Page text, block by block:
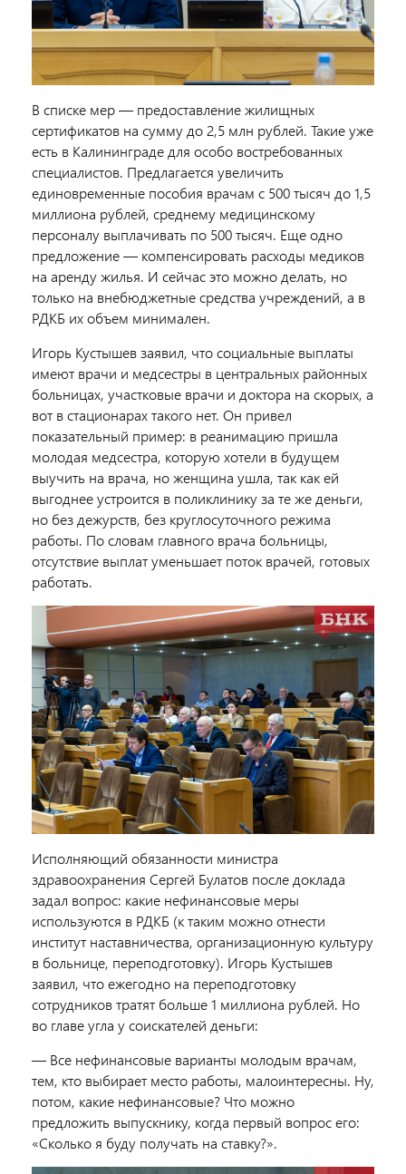
В списке мер — предоставление жилищных
сертификатов на сумму до 2,5 млн рублей. Такие уже
есть в Калининграде для особо востребованных
специалистов. Предлагается увеличить
единовременные пособия врачам с 500 тысяч до 1,5
миллиона рублей, среднему медицинскому
персоналу выплачивать по 500 тысяч. Еще одно
предложение — компенсировать расходы медиков
на аренду жилья. И сейчас это можно делать, но
только на внебюджетные средства учреждений, а в
РДКБ их объем минимален.
Игорь Кустышев заявил, что социальные выплаты
имеют врачи и медсестры в центральных районных
больницах, участковые врачи и доктора на скорых, а
вот в стационарах такого нет. Он привел
показательный пример: в реанимацию пришла
молодая медсестра, которую хотели в будущем
выучить на врача, но женщина ушла, так как ей
выгоднее устроится в поликлинику за те же деньги,
но без дежурств, без круглосуточного режима
работы. По словам главного врача больницы,
отсутствие выплат уменьшает поток врачей, готовых
работать.
Исполняющий обязанности министра
здравоохранения Сергей Булатов после доклада
задал вопрос: какие нефинансовые меры
используются в РДКБ (к таким можно отнести
институт наставничества, организационную культуру
в больнице, переподготовку). Игорь Кустышев
заявил, что ежегодно на переподготовку
сотрудников тратят больше 1 миллиона рублей. Но
во главе угла у соискателей деньги:
— Все нефинансовые варианты молодым врачам,
тем, кто выбирает место работы, малоинтересны. Ну,
потом, какие нефинансовые? Что можно
предложить выпускнику, когда первый вопрос его:
«Сколько я буду получать на ставку?».